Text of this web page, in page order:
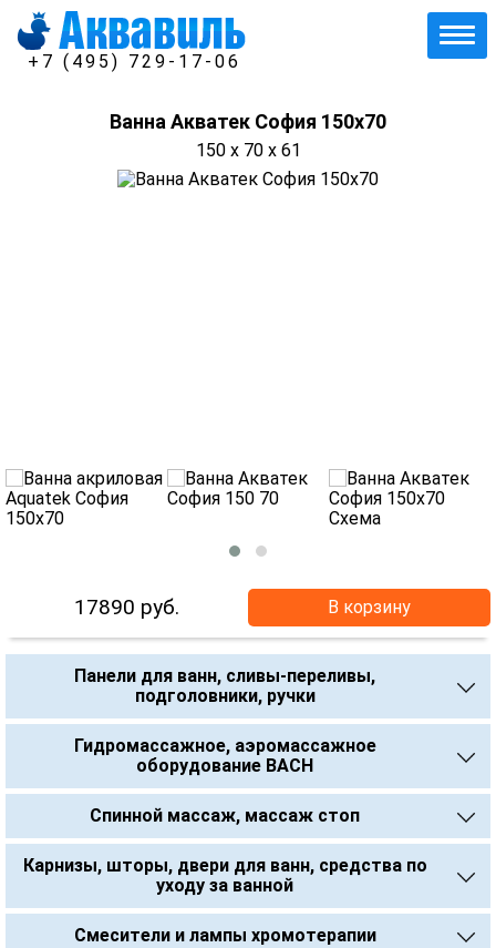
+7 (495) 729-17-06
Ванна Акватек София 150х70
150 x 70 x 61
17890 руб. В корзину
Панели для ванн, сливы-переливы,
подголовники, ручки
Гидромассажное, аэромассажное
оборудование BACH
Спинной массаж, массаж стоп
Карнизы, шторы, двери для ванн, средства по
уходу за ванной
Смесители и лампы хромотерапии